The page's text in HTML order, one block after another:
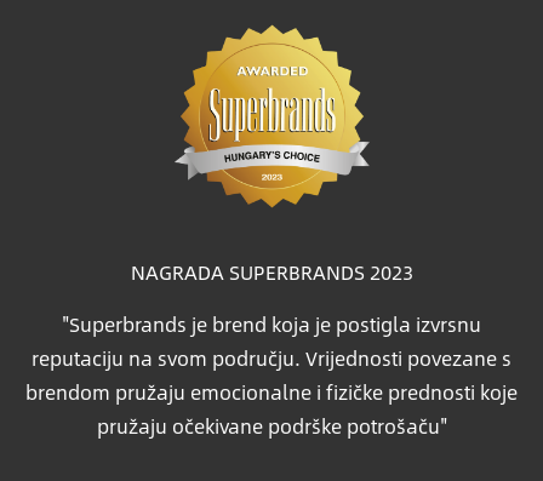
NAGRADA SUPERBRANDS 2023
"Superbrands je brend koja je postigla izvrsnu
reputaciju na svom području. Vrijednosti povezane s
brendom pružaju emocionalne i fizičke prednosti koje
pružaju očekivane podrške potrošaču"